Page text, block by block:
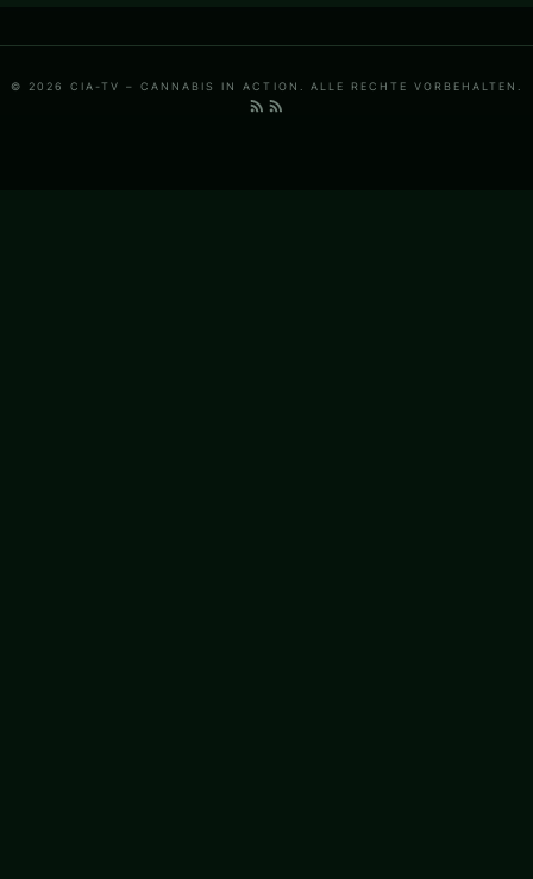
© 2026 CIA-TV – CANNABIS IN ACTION. ALLE RECHTE VORBEHALTEN.